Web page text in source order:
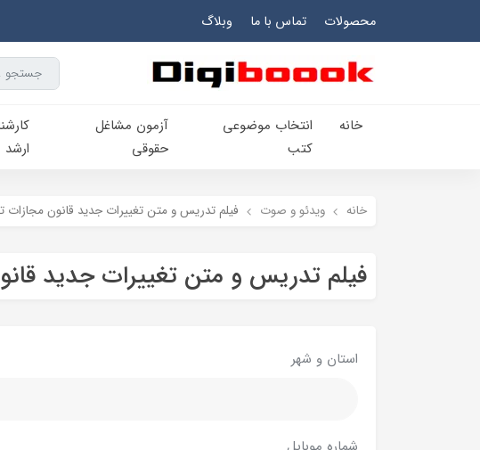
محصولات تماس با ما وبلاگ
خانه
انتخاب​ موضوعي​
کتب
آزمون مشاغل
حقوقی
ارشد
خانه ویدئو و صوت فیلم تدریس و متن تغییرات جدید قانون
فیلم تدریس و متن تغییرات جدید
استان و شهر